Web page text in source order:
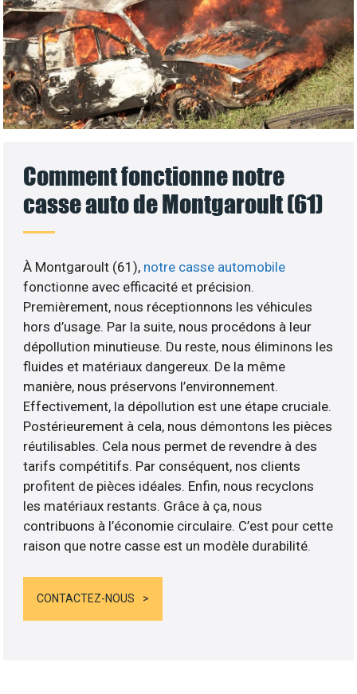
Comment fonctionne notre
casse auto de Montgaroult (61)
À Montgaroult (61), notre casse automobile
fonctionne avec efficacité et précision.
Premièrement, nous réceptionnons les véhicules
hors d’usage. Par la suite, nous procédons à leur
dépollution minutieuse. Du reste, nous éliminons les
fluides et matériaux dangereux. De la même
manière, nous préservons l’environnement.
Effectivement, la dépollution est une étape cruciale.
Postérieurement à cela, nous démontons les pièces
réutilisables. Cela nous permet de revendre à des
tarifs compétitifs. Par conséquent, nos clients
profitent de pièces idéales. Enfin, nous recyclons
les matériaux restants. Grâce à ça, nous
contribuons à l’économie circulaire. C’est pour cette
raison que notre casse est un modèle durabilité.
CONTACTEZ-NOUS